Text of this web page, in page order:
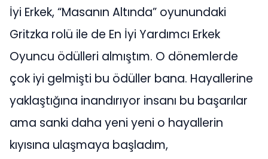
İyi Erkek, “Masanın Altında” oyunundaki
Gritzka rolü ile de En İyi Yardımcı Erkek
Oyuncu ödülleri almıştım. O dönemlerde
çok iyi gelmişti bu ödüller bana. Hayallerine
yaklaştığına inandırıyor insanı bu başarılar
ama sanki daha yeni yeni o hayallerin
kıyısına ulaşmaya başladım,